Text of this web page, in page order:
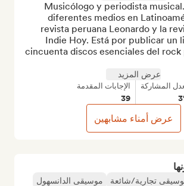
تجارية/شائعة
موسيقى الدانسهول
Musicólogo y periodista
diferentes medios en
revista peruana Leonardo y la
Indie Hoy. Está por publicar un
cincuenta discos esenciales del rock
عرض المزيد
المشاركة الإجابات المقدمة
39
عرض أمناء مشابهين